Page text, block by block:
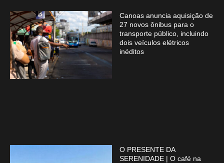
Canoas anuncia aquisição de
27 novos ônibus para o
transporte público, incluindo
dois veículos elétricos
inéditos
O PRESENTE DA
SERENIDADE | O café na